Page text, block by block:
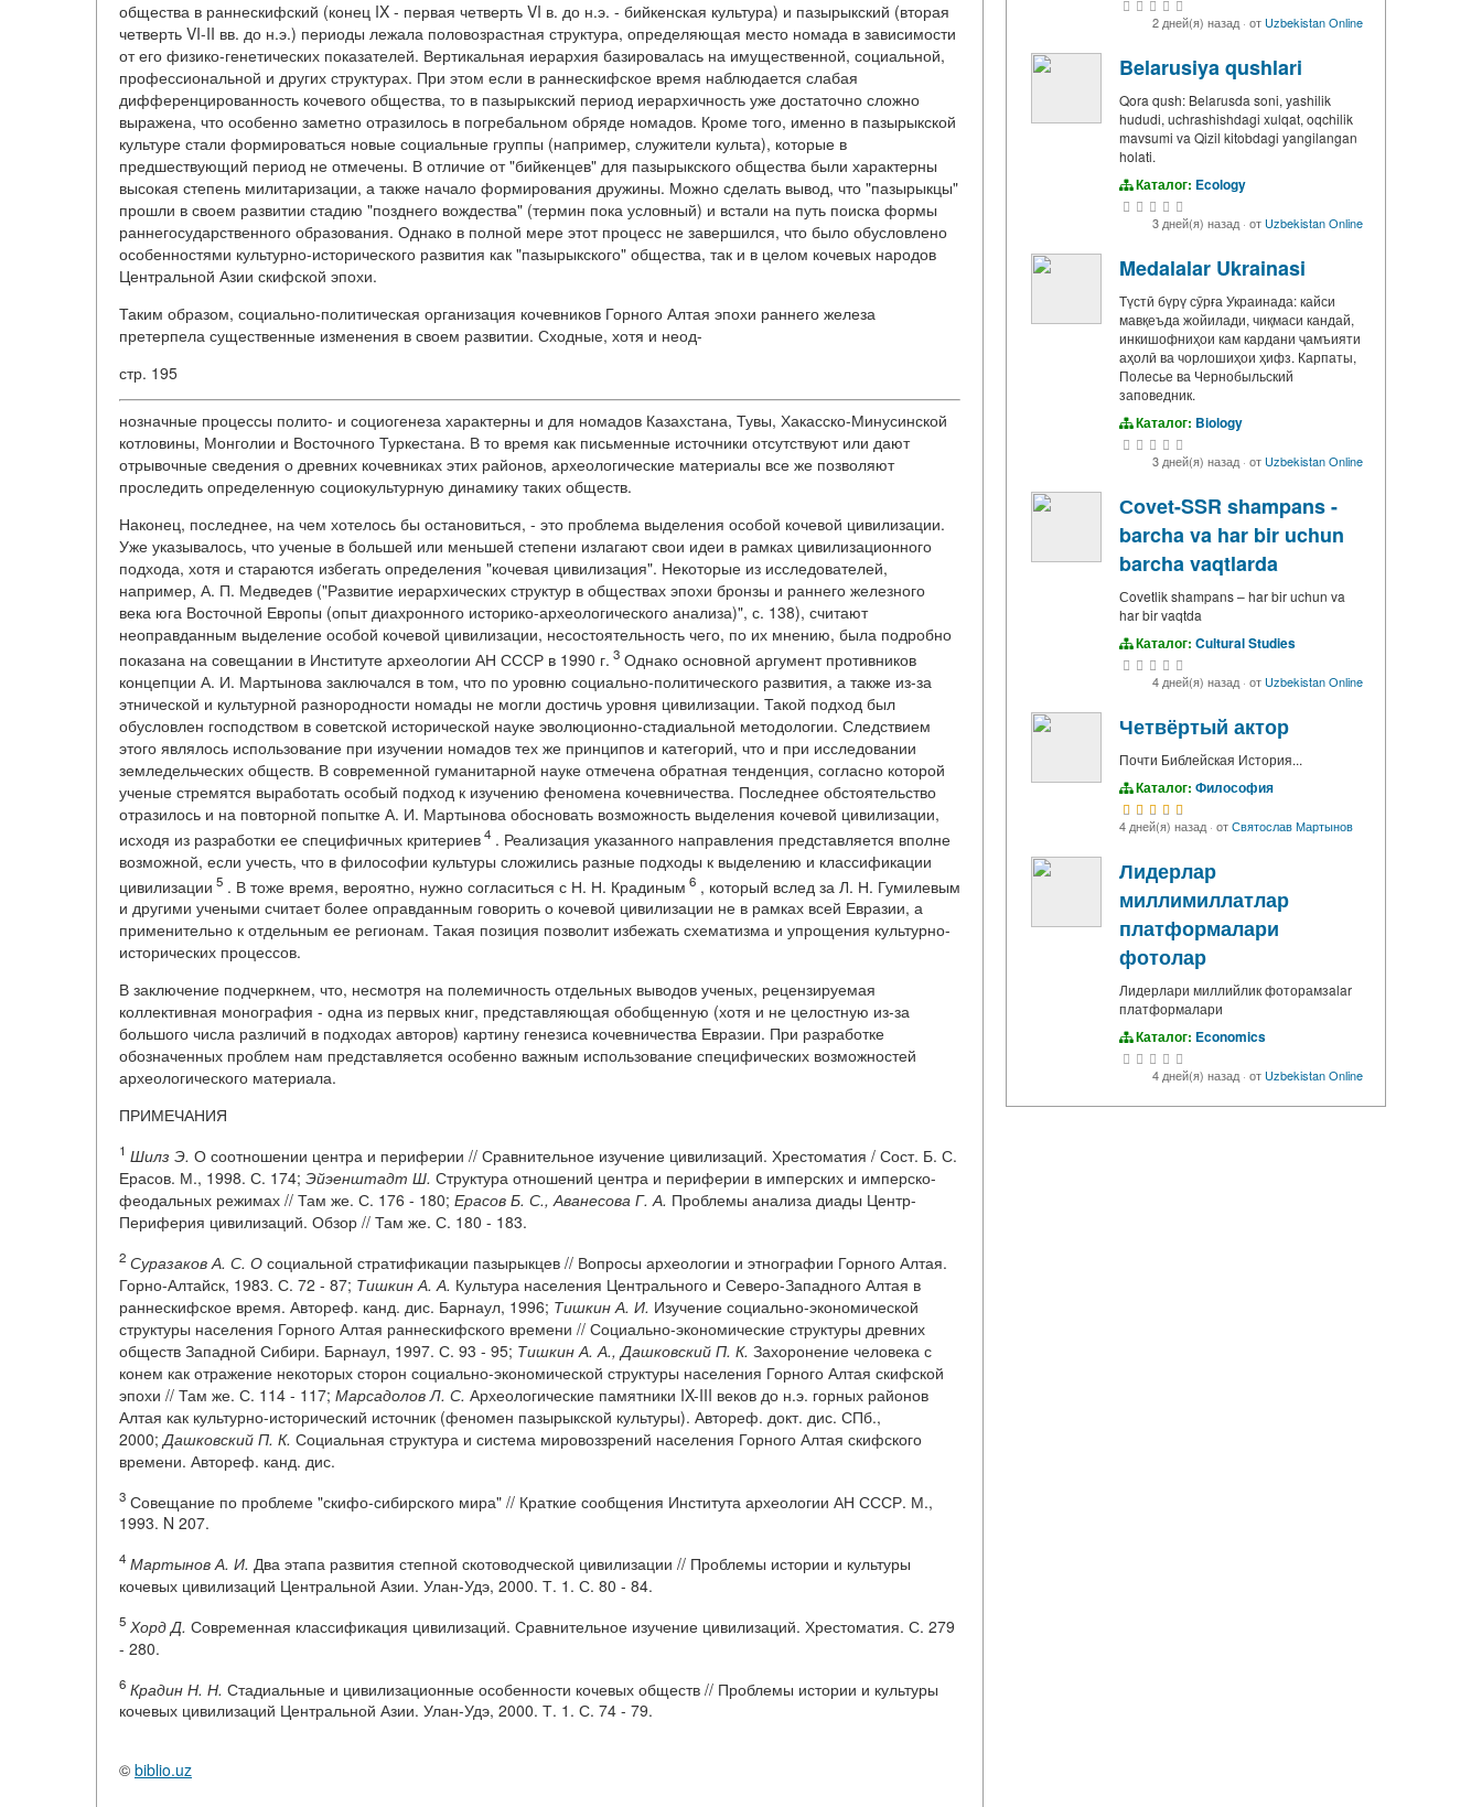
общества в раннескифский (конец IX - первая четверть VI в. до н.э. - бийкенская культура) и пазырыкский (вторая
четверть VI-II вв. до н.э.) периоды лежала половозрастная структура, определяющая место номада в зависимости
от его физико-генетических показателей. Вертикальная иерархия базировалась на имущественной, социальной,
профессиональной и других структурах. При этом если в раннескифское время наблюдается слабая
дифференцированность кочевого общества, то в пазырыкский период иерархичность уже достаточно сложно
выражена, что особенно заметно отразилось в погребальном обряде номадов. Кроме того, именно в пазырыкской
культуре стали формироваться новые социальные группы (например, служители культа), которые в
предшествующий период не отмечены. В отличие от "бийкенцев" для пазырыкского общества были характерны
высокая степень милитаризации, а также начало формирования дружины. Можно сделать вывод, что "пазырыкцы"
прошли в своем развитии стадию "позднего вождества" (термин пока условный) и встали на путь поиска формы
раннегосударственного образования. Однако в полной мере этот процесс не завершился, что было обусловлено
особенностями культурно-исторического развития как "пазырыкского" общества, так и в целом кочевых народов
Центральной Азии скифской эпохи.
Таким образом, социально-политическая организация кочевников Горного Алтая эпохи раннего железа
претерпела существенные изменения в своем развитии. Сходные, хотя и неод-
стр. 195
нозначные процессы полито- и социогенеза характерны и для номадов Казахстана, Тувы, Хакасско-Минусинской
котловины, Монголии и Восточного Туркестана. В то время как письменные источники отсутствуют или дают
отрывочные сведения о древних кочевниках этих районов, археологические материалы все же позволяют
проследить определенную социокультурную динамику таких обществ.
Наконец, последнее, на чем хотелось бы остановиться, - это проблема выделения особой кочевой цивилизации.
Уже указывалось, что ученые в большей или меньшей степени излагают свои идеи в рамках цивилизационного
подхода, хотя и стараются избегать определения "кочевая цивилизация". Некоторые из исследователей,
например, А. П. Медведев ("Развитие иерархических структур в обществах эпохи бронзы и раннего железного
века юга Восточной Европы (опыт диахронного историко-археологического анализа)", с. 138), считают
неоправданным выделение особой кочевой цивилизации, несостоятельность чего, по их мнению, была подробно
показана на совещании в Институте археологии АН СССР в 1990 г. 3 Однако основной аргумент противников
концепции А. И. Мартынова заключался в том, что по уровню социально-политического развития, а также из-за
этнической и культурной разнородности номады не могли достичь уровня цивилизации. Такой подход был
обусловлен господством в советской исторической науке эволюционно-стадиальной методологии. Следствием
этого являлось использование при изучении номадов тех же принципов и категорий, что и при исследовании
земледельческих обществ. В современной гуманитарной науке отмечена обратная тенденция, согласно которой
ученые стремятся выработать особый подход к изучению феномена кочевничества. Последнее обстоятельство
отразилось и на повторной попытке А. И. Мартынова обосновать возможность выделения кочевой цивилизации,
исходя из разработки ее специфичных критериев4 . Реализация указанного направления представляется вполне
возможной, если учесть, что в философии культуры сложились разные подходы к выделению и классификации
цивилизации 5 . В тоже время, вероятно, нужно согласиться с Н. Н. Крадиным 6 , который вслед за Л. Н. Гумилевым
и другими учеными считает более оправданным говорить о кочевой цивилизации не в рамках всей Евразии, а
применительно к отдельным ее регионам. Такая позиция позволит избежать схематизма и упрощения культурно-
исторических процессов.
В заключение подчеркнем, что, несмотря на полемичность отдельных выводов ученых, рецензируемая
коллективная монография - одна из первых книг, представляющая обобщенную (хотя и не целостную из-за
большого числа различий в подходах авторов) картину генезиса кочевничества Евразии. При разработке
обозначенных проблем нам представляется особенно важным использование специфических возможностей
археологического материала.
ПРИМЕЧАНИЯ
1 Шилз Э. О соотношении центра и периферии // Сравнительное изучение цивилизаций. Хрестоматия / Сост. Б. С.
Ерасов. М., 1998. С. 174; Эйэенштадт Ш. Структура отношений центра и периферии в имперских и имперско-
феодальных режимах // Там же. С. 176 - 180; Ерасов Б. С., Аванесова Г. А. Проблемы анализа диады Центр-
Периферия цивилизаций. Обзор // Там же. С. 180 - 183.
2 Суразаков А. С. О социальной стратификации пазырыкцев // Вопросы археологии и этнографии Горного Алтая.
Горно-Алтайск, 1983. С. 72 - 87; Тишкин А. А. Культура населения Центрального и Северо-Западного Алтая в
раннескифское время. Автореф. канд. дис. Барнаул, 1996; Тишкин А. И. Изучение социально-экономической
структуры населения Горного Алтая раннескифского времени // Социально-экономические структуры древних
обществ Западной Сибири. Барнаул, 1997. С. 93 - 95; Тишкин А. А., Дашковский П. К. Захоронение человека с
конем как отражение некоторых сторон социально-экономической структуры населения Горного Алтая скифской
эпохи // Там же. С. 114 - 117; Марсадолов Л. С. Археологические памятники IX-III веков до н.э. горных районов
Алтая как культурно-исторический источник (феномен пазырыкской культуры). Автореф. докт. дис. СПб.,
2000; Дашковский П. К. Социальная структура и система мировоззрений населения Горного Алтая скифского
времени. Автореф. канд. дис.
3 Совещание по проблеме "скифо-сибирского мира" // Краткие сообщения Института археологии АН СССР. М.,
1993. N 207.
4 Мартынов А. И. Два этапа развития степной скотоводческой цивилизации // Проблемы истории и культуры
кочевых цивилизаций Центральной Азии. Улан-Удэ, 2000. Т. 1. С. 80 - 84.
5 Хорд Д. Современная классификация цивилизаций. Сравнительное изучение цивилизаций. Хрестоматия. С. 279
- 280.
6 Крадин Н. Н. Стадиальные и цивилизационные особенности кочевых обществ // Проблемы истории и культуры
кочевых цивилизаций Центральной Азии. Улан-Удэ, 2000. Т. 1. С. 74 - 79.
© biblio.uz
2 дней(я) назад· от Uzbekistan Online
Belarusiya qushlari
Qora qush: Belarusda soni, yashilik
hududi, uchrashishdagi xulqat, oqchilik
mavsumi va Qizil kitobdagi yangilangan
holati.
Каталог: Ecology
3 дней(я) назад· от Uzbekistan Online
Medalalar Ukrainasi
Түстӣ бүрү сӯрға Украинада: кайси
мавқеъда жойилади, чиқмаси кандай,
инкишофниҳои кам кардани ҷамъияти
аҳолӣ ва чорлошиҳои ҳифз. Карпаты,
Полесье ва Чернобыльский
заповедник.
Каталог: Biology
3 дней(я) назад· от Uzbekistan Online
Сovet-SSR shampans -
barcha va har bir uchun
barcha vaqtlarda
Сovetlik shampans – har bir uchun va
har bir vaqtda
Каталог: Cultural Studies
4 дней(я) назад· от Uzbekistan Online
Четвёртый актор
Почти Библейская История...
Каталог: Философия
4 дней(я) назад· отСвятослав Мартынов
Лидерлар
миллимиллатлар
платформалари
фотолар
Лидерлари миллийлик фоторамзalar
платформалари
Каталог: Economics
4 дней(я) назад· от Uzbekistan Online